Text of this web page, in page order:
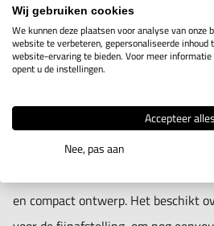
IN WINKELWAGEN
Productomschrijving
en compact ontwerp. Het beschikt
Wij gebruiken cookies
We kunnen deze plaatsen voor analyse van onze
website te verbeteren, gepersonaliseerde inhoud
website-ervaring te bieden. Voor meer
opent u de instellingen.
Accepteer alles
Nee, pas aan